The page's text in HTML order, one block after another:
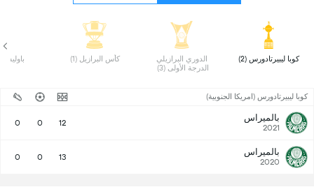
كوبا ليبيرتادورس (2)
الدرجة الأولى (3)
كأس البرازيل (1) باوليستا
كوبا ليبيرتادورس (امريكا الجنوبية)
بالميراس
2021
12
0
0
بالميراس
2020
13
0
0